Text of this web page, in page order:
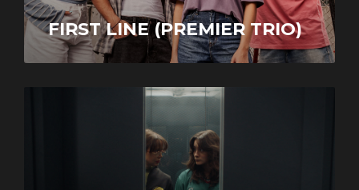
YOUTH
FIRST LINE (PREMIER TRIO)